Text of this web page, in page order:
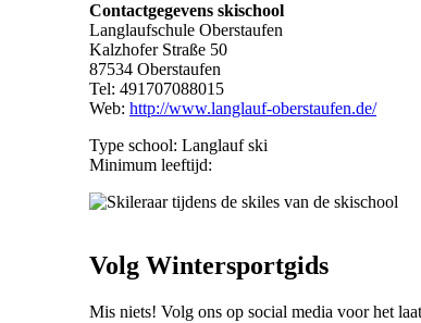
Contactgegevens skischool
Langlaufschule Oberstaufen
Kalzhofer Straße 50
87534 Oberstaufen
Tel: 491707088015
Web: http://www.langlauf-oberstaufen.de/
Type school: Langlauf ski
Minimum leeftijd:
Volg Wintersportgids
Mis niets! Volg ons op social media voor het